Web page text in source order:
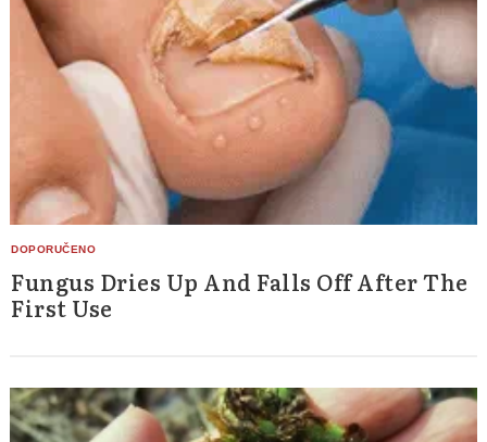
Fungus Dries Up And Falls Off After The
First Use